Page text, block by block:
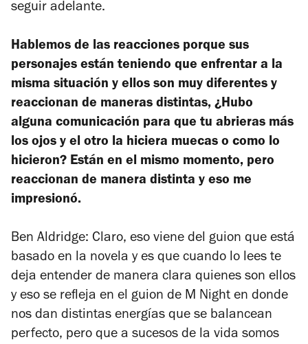
seguir adelante.
Hablemos de las reacciones porque sus
personajes están teniendo que enfrentar a la
misma situación y ellos son muy diferentes y
reaccionan de maneras distintas, ¿Hubo
alguna comunicación para que tu abrieras más
los ojos y el otro la hiciera muecas o como lo
hicieron? Están en el mismo momento, pero
reaccionan de manera distinta y eso me
impresionó.
Ben Aldridge: Claro, eso viene del guion que está
basado en la novela y es que cuando lo lees te
deja entender de manera clara quienes son ellos
y eso se refleja en el guion de M Night en donde
nos dan distintas energías que se balancean
perfecto, pero que a sucesos de la vida somos